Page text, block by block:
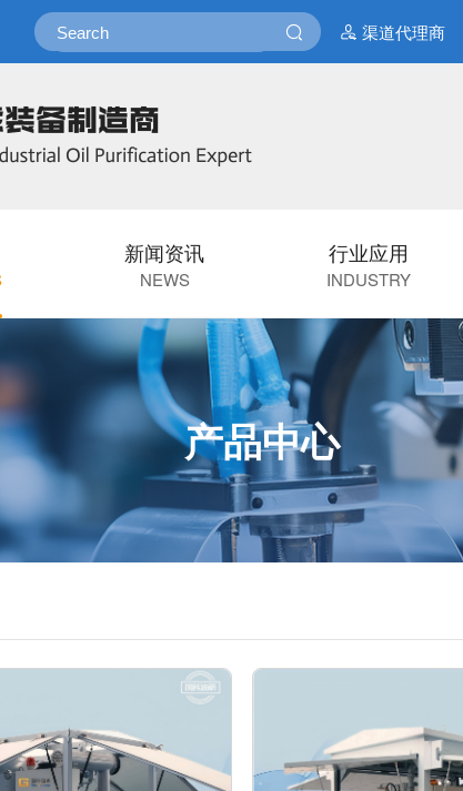
渠道代理商
新闻资讯
NEWS
行业应用
INDUSTRY
产品中心